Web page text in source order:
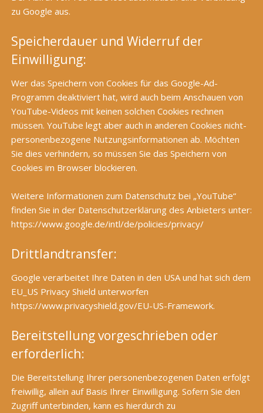
zu Google aus.
Speicherdauer und Widerruf der
Einwilligung:
Wer das Speichern von Cookies für das Google-Ad-
Programm deaktiviert hat, wird auch beim Anschauen von
YouTube-Videos mit keinen solchen Cookies rechnen
müssen. YouTube legt aber auch in anderen Cookies nicht-
personenbezogene Nutzungsinformationen ab. Möchten
Sie dies verhindern, so müssen Sie das Speichern von
Cookies im Browser blockieren.
Weitere Informationen zum Datenschutz bei „YouTube“
finden Sie in der Datenschutzerklärung des Anbieters unter:
https://www.google.de/intl/de/policies/privacy/
Drittlandtransfer:
Google verarbeitet Ihre Daten in den USA und hat sich dem
EU_US Privacy Shield unterworfen
https://www.privacyshield.gov/EU-US-Framework.
Bereitstellung vorgeschrieben oder
erforderlich:
Die Bereitstellung Ihrer personenbezogenen Daten erfolgt
freiwillig, allein auf Basis Ihrer Einwilligung. Sofern Sie den
Zugriff unterbinden, kann es hierdurch zu